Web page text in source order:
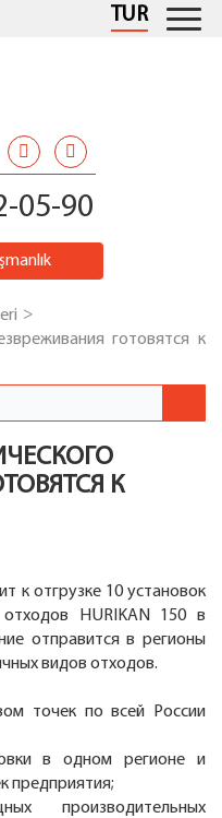
05-90
TUR
готовятся к
К
к отгрузке 10 установок
отходов HURIKAN 150 в
отправится в регионы
видов отходов.
точек по всей России
в одном регионе и
предприятия;
производительных